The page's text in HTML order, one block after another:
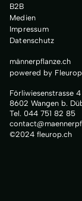
männerpflanze.ch
powered by Fleurop
Förliwiesenstrasse 4
8602 Wangen b.
Tel. 044 751 82 85
©2024 fleurop.ch
B2B
Medien
Impressum
Datenschutz